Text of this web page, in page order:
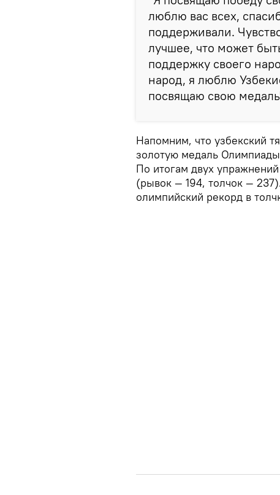
люблю вас всех,
поддерживали.
лучшее, что может
поддержку своего
народ, я люблю
посвящаю свою
Напомним, что узбекский
золотую медаль Олимпиады
По итогам двух
(рывок — 194, толчок —
олимпийский рекорд в